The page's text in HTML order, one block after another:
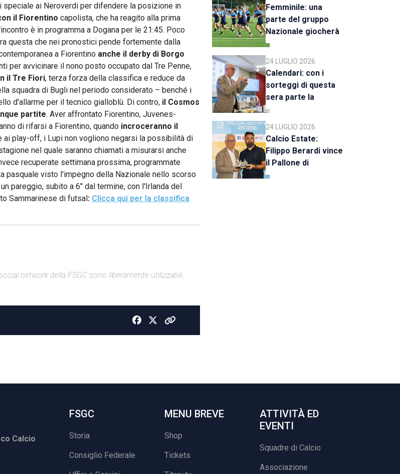
ai Neroverdi per difendere la posizione in
il Fiorentino capolista, che ha reagito alla prima
è in programma a Dogana per le 21:45. Poco
questa che nei pronostici pende fortemente dalla
a Fiorentino anche il derby di Borgo
per avvicinare il nono posto occupato dal Tre Penne,
il Tre Fiori, terza forza della classifica e reduce da
squadra di Bugli nel periodo considerato – benché i
d'allarme per il tecnico gialloblù. Di contro, il Cosmos
partite. Aver affrontato Fiorentino, Juvenes-
di rifarsi a Fiorentino, quando incroceranno il
ai play-off, i Lupi non vogliono negarsi la possibilità di
nel quale saranno chiamati a misurarsi anche
recuperate settimana prossima, programmate
pasquale visto l'impegno della Nazionale nello scorso
pareggio, subito a 6" dal termine, con l'Irlanda del
Sammarinese di futsal: Clicca qui per la classifica
network della FSGC sono liberamente utilizzabili,
Femminile: una
parte del gruppo
Nazionale giocherà
a Rimini
24 LUGLIO 2026
Calendari: con i
sorteggi di questa
sera parte la
stagione 2026-27
24 LUGLIO 2026
Calcio Estate:
Filippo Berardi vince
il Pallone di
Cristallo, al Tre Fiori
Calcio
FSGC
Storia
Consiglio Federale
MENU BREVE
Shop
Tickets
ATTIVITÀ ED
EVENTI
Squadre di Calcio
Associazione